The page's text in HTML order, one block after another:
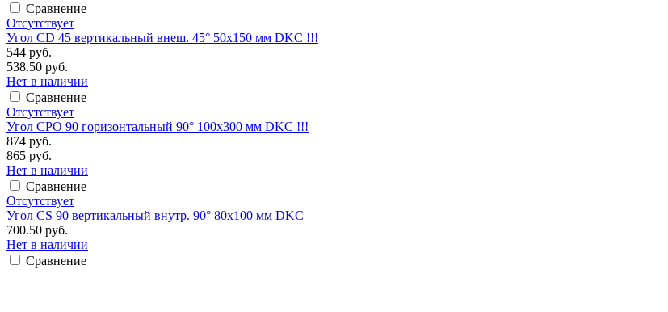
Сравнение
Отсутствует
Угол CD 45 вертикальный внеш. 45° 50х150 мм DKC !!!
544 руб.
538.50 руб.
Нет в наличии
Сравнение
Отсутствует
Угол CPO 90 горизонтальный 90° 100х300 мм DKC !!!
874 руб.
865 руб.
Нет в наличии
Сравнение
Отсутствует
Угол CS 90 вертикальный внутр. 90° 80х100 мм DKC
700.50 руб.
Нет в наличии
Сравнение